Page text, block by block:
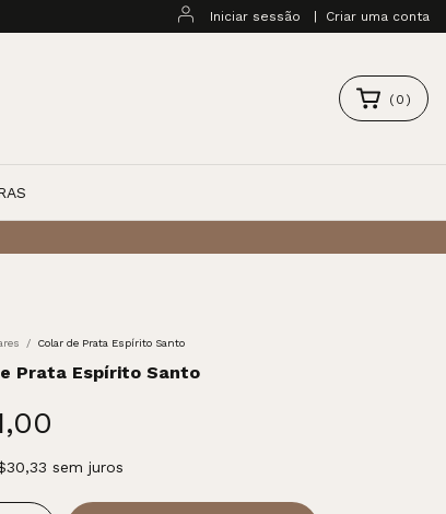
Iniciar sessão Criar uma conta
( 0 )
/ Colar de Prata Espírito Santo
Prata Espírito Santo
sem juros